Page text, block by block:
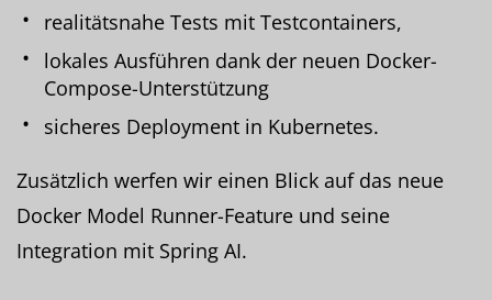
realitätsnahe Tests mit Testcontainers,
lokales Ausführen dank der neuen Docker-
Compose-Unterstützung
sicheres Deployment in Kubernetes.
Zusätzlich werfen wir einen Blick auf das neue
Docker Model Runner-Feature und seine
Integration mit Spring AI.